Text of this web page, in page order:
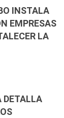
INSTALA
EMPRESAS
LA
DETALLA